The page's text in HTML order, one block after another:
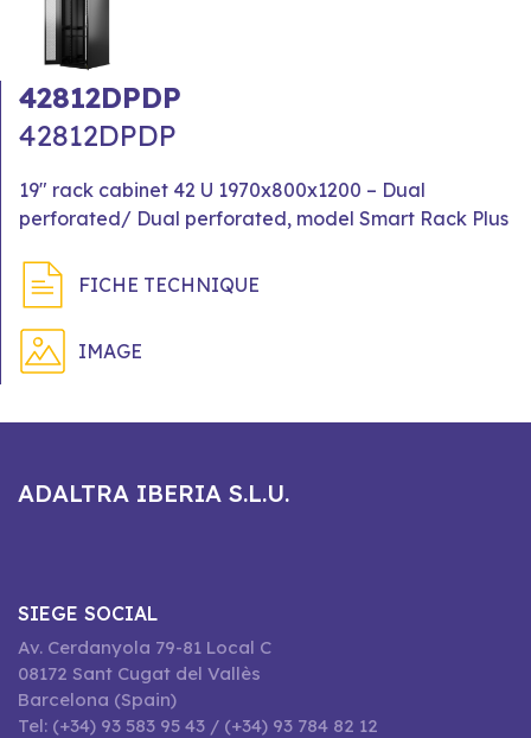
42812DPDP
42812DPDP
19" rack cabinet 42 U 1970x800x1200 – Dual
perforated/ Dual perforated, model Smart Rack Plus
FICHE TECHNIQUE
IMAGE
ADALTRA IBERIA S.L.U.
SIEGE SOCIAL
Av. Cerdanyola 79-81 Local C
08172 Sant Cugat del Vallès
Barcelona (Spain)
Tel: (+34) 93 583 95 43 / (+34) 93 784 82 12